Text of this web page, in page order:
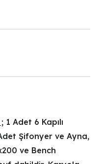
1 Adet 6 Kapılı
Şifonyer ve Ayna,
ve Bench